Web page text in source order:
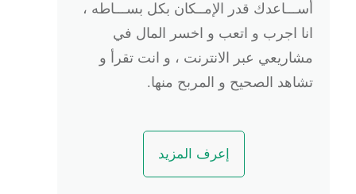
أســـاعدك قدر الإمــكان بكل بســـاطه ،
انا اجرب و اتعب و اخسر المال في
مشاريعي عبر الانترنت ، و انت تقرأ و
تشاهد الصحيح و المربح منها.
إعرف المزيد